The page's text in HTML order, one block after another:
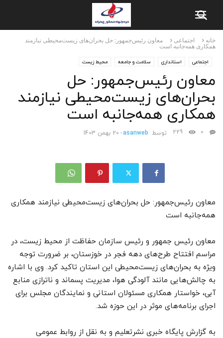
خانه اجتماعی
معاون رئیس‌جمهور: حل بحران‌های زیست‌محیطی نیازمند
همکاری همه‌جانبه است
اجتماعی استانداری سلامت و جامعه محیط زیست
معاون رئیس‌جمهور: حل
بحران‌های زیست‌محیطی نیازمند
همکاری همه‌جانبه است
توسط asanweb
- 20 بهمن 1403 0
229
معاون رئیس‌جمهور: حل بحران‌های زیست‌محیطی نیازمند همکاری
همه‌جانبه است
معاون رئیس جمهور و رئیس سازمان حفاظت از محیط زیست، در
مراسم افتتاح طرح‌های دهه فجر در خوزستان، بر ضرورت توجه
ویژه به بحران‌های زیست‌محیطی این استان تاکید کرد. وی با اشاره
به چالش‌هایی مانند آلودگی هوا، مدیریت پسماند و ناترازی منابع
آبی، خواستار همکاری مسئولان استانی و نمایندگان مجلس برای
اجرای برنامه‌های موثر در این حوزه شد.
به گزارش پایگاه خبری نشرتعلیم و به نقل از روابط عمومی